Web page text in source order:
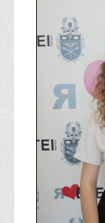
Бібліотека
Музей грошей
Довідник
Реквізити
Права та
Інформація
Положення